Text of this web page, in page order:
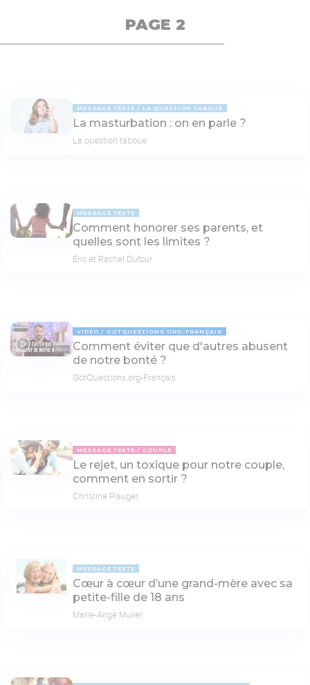
PAGE 2
MESSAGE TEXTE LA QUESTION TABOUE
La masturbation : on en parle ?
La question taboue
MESSAGE TEXTE
Comment honorer ses parents, et
quelles sont les limites ?
Éric et Rachel Dufour
05:00
VIDÉO GOTQUESTIONS.ORG-FRANÇAIS
Comment éviter que d'autres abusent
de notre bonté ?
GotQuestions.org-Français
MESSAGE TEXTE COUPLE
Le rejet, un toxique pour notre couple,
comment en sortir ?
Christine Piauger
MESSAGE TEXTE
Cœur à cœur d’une grand-mère avec sa
petite-fille de 18 ans
Marie-Ange Muller